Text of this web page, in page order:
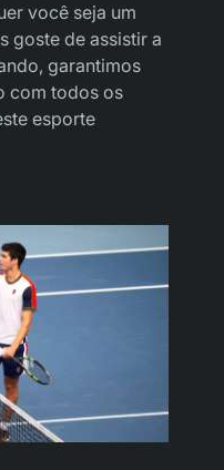
você seja um
goste de assistir a
garantimos
com todos os
esporte